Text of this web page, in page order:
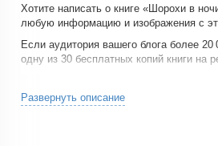
Хотите написать о книге «Шорохи в
любую информацию и изображения с
Если аудитория вашего блога более 20
одну из 30 бесплатных копий книги на
читателям.
Развернуть описание